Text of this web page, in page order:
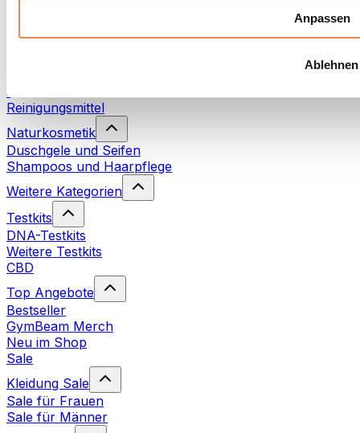
DatenschutzerklärungAnpassen
Ablehnen
Rotlichttherapie
Waschmittel
Reinigungsmittel
Naturkosmetik
Duschgele und Seifen
Shampoos und Haarpflege
Weitere Kategorien
Testkits
DNA-Testkits
Weitere Testkits
CBD
Top Angebote
Bestseller
GymBeam Merch
Neu im Shop
Sale
Kleidung Sale
Sale für Frauen
Sale für Männer